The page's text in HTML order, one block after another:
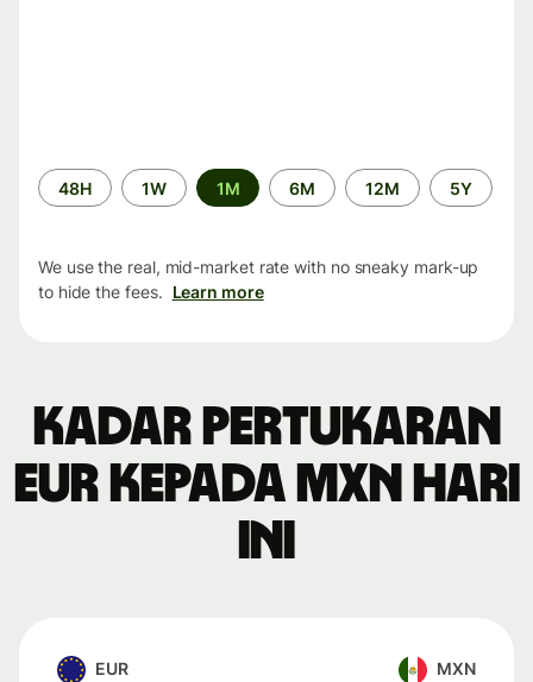
Time
period
48H 1W 1M 6M 12M 5Y
We use the real, mid-market rate with no sneaky mark-up
to hide the fees. Learn more
Kadar pertukaran
EUR kepada MXN hari
ini
EUR MXN